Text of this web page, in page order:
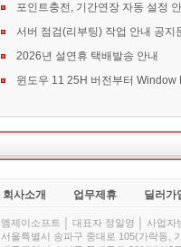
포인트충전, 기간연장 자동 설정
서버 점검(리부팅) 작업 안내 공지
2026년 설연휴 택배발송 안내
회사소개 업무제휴 딜러가
엠제이소프트 │ 대표자 정일영 │ 사업
서울특별시 송파구 중대로 105(가락동,